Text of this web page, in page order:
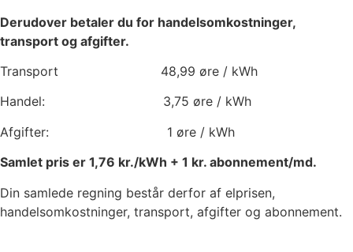
Derudover betaler du for handelsomkostninger,
transport og afgifter.
Transport 48,99 øre / kWh
Handel: 3,75 øre / kWh
Afgifter: 1 øre / kWh
Samlet pris er 1,76 kr./kWh + 1 kr. abonnement/md.
Din samlede regning består derfor af elprisen,
handelsomkostninger, transport, afgifter og abonnement.